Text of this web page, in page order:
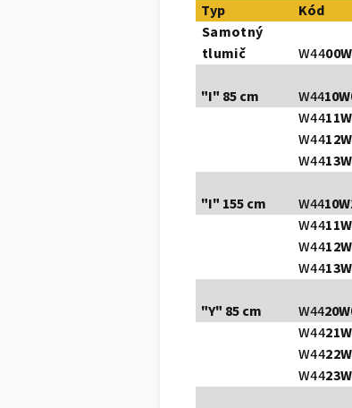
Typ Kód
Samotný
tlumič
W44
"I" 85 cm W44
W44
W44
W44
"I" 155 cm W44
W44
W44
W44
"Y" 85 cm W44
W44
W44
W44